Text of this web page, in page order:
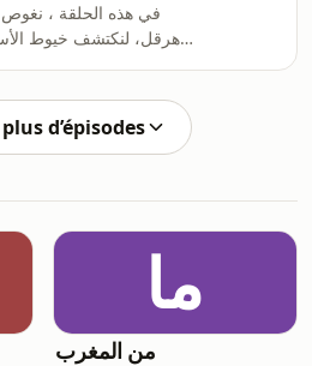
في هذه الحلقة ،
هرقل، لنكتشف خيوط
d’épisodes
ما
من المغرب